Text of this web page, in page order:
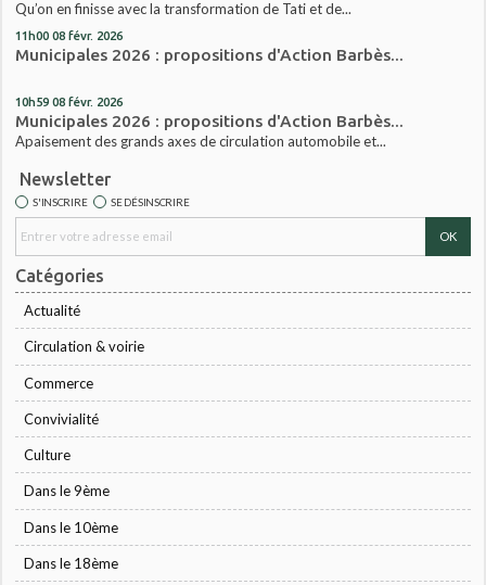
Qu’on en finisse avec la transformation de Tati et de...
11h00 08 févr. 2026
Municipales 2026 : propositions d'Action Barbès...
10h59 08 févr. 2026
Municipales 2026 : propositions d'Action Barbès...
Apaisement des grands axes de circulation automobile et...
Newsletter
S'INSCRIRE SE DÉSINSCRIRE
Catégories
Actualité
Circulation & voirie
Commerce
Convivialité
Culture
Dans le 9ème
Dans le 10ème
Dans le 18ème